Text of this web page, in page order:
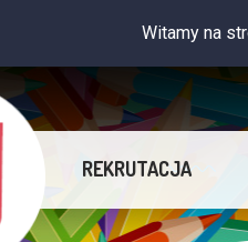
Witamy na stronie
REKRUTACJA